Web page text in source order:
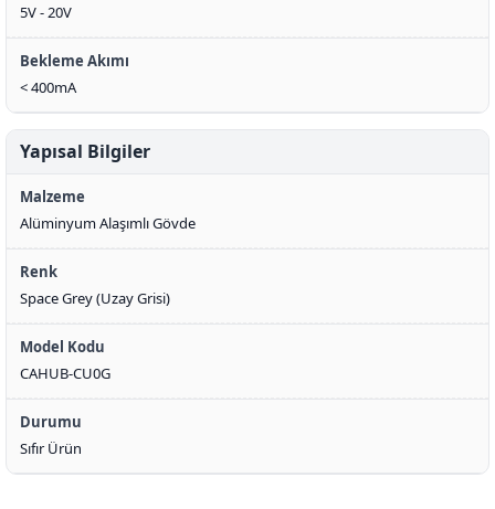
5V - 20V
Bekleme Akımı
< 400mA
Yapısal Bilgiler
Malzeme
Alüminyum Alaşımlı Gövde
Renk
Space Grey (Uzay Grisi)
Model Kodu
CAHUB-CU0G
Durumu
Sıfır Ürün